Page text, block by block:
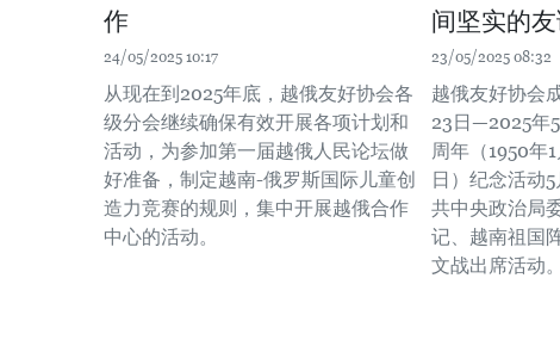
作
24/05/2025 10:17
从现在到2025年底，越俄友好协会各
级分会继续确保有效开展各项计划和
活动，为参加第一届越俄人民论坛做
好准备，制定越南-俄罗斯国际儿童创
造力竞赛的规则，集中开展越俄合作
中心的活动。
间坚实的
23/05/2025 08:32
越俄友好协会
23日—2025年
周年（1950年
日）纪念活动
共中央政治局
记、越南祖国
文战出席活动。